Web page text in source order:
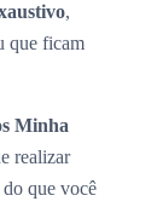
,
que ficam
Minha
realizar
que você